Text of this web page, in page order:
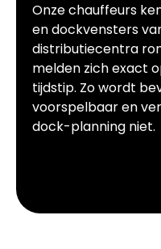
Onze chauffeurs
en dockvensters
distributiecentra
melden zich exact
tijdstip. Zo wordt
voorspelbaar en
dock-planning niet.